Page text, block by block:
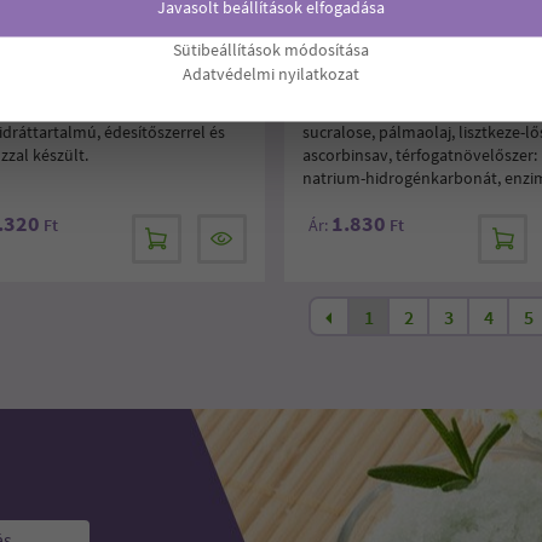
SZÓSZ 500G
csokoládé ízű desszert-
édesítőszerrel és
készült.
Ft
DIA-WELLNESS DARÁLÓS
KEKSZKEVERÉK 500G
zetevők: kukoricarost,
sucralose, pálmaolaj, lisztkeze-
ascorbinsav, térfogatnövelőszer:
natrium-hidrogénkarbonát,
Ár: 1.830 Ft
1 2 3 4 5
Javasolt beállítások elfogadása
Sütibeállítások módosítása
Adatvédelmi nyilatkozat